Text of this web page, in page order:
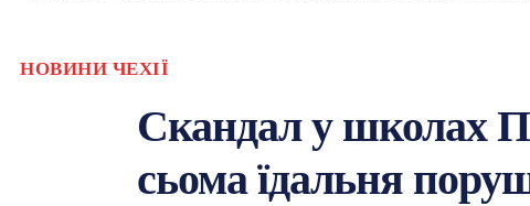
НОВИНИ ЧЕХІЇ
Скандал у школах
сьома їдальня